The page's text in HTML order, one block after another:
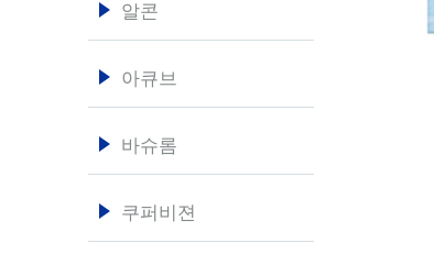
최
가
알콘
아큐브
바슈롬
쿠퍼비젼